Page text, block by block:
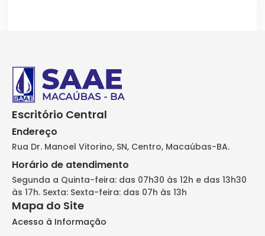
Escritório Central
Endereço
Rua Dr. Manoel Vitorino, SN, Centro, Macaúbas-BA.
Horário de atendimento
Segunda a Quinta-feira: das 07h30 às 12h e das 13h30
às 17h. Sexta: Sexta-feira: das 07h às 13h
Mapa do Site
Acesso à Informação